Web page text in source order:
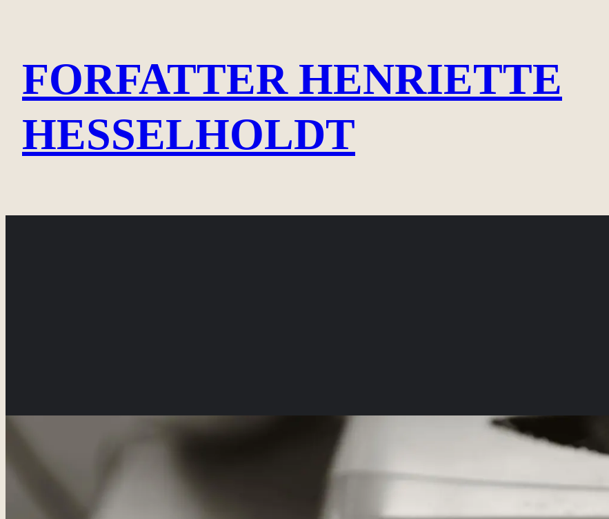
indhold
FORFATTER HENRIETTE
HESSELHOLDT